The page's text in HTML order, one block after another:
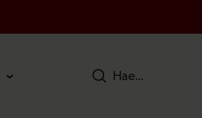
Hae